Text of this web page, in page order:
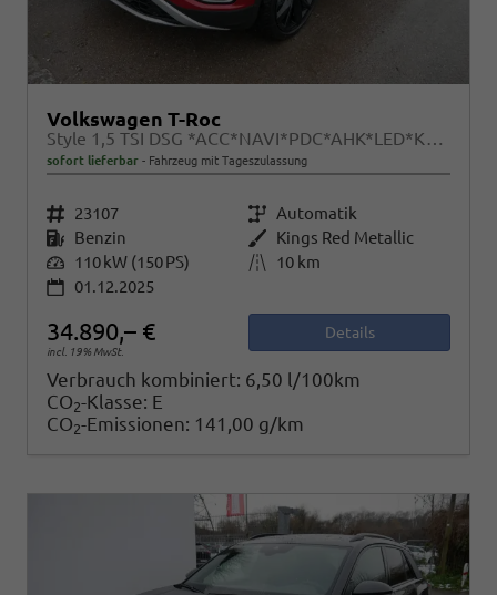
Volkswagen T-Roc
Style 1,5 TSI DSG *ACC*NAVI*PDC*AHK*LED*KAMERA*TEMPOMAT*19-ZOLL
sofort lieferbar Fahrzeug mit Tageszulassung
Fahrzeugnr. 23107 Getriebe Automatik
Kraftstoff Benzin Außenfarbe Kings Red Metallic
Leistung 110 kW (150 PS) Kilometerstand
10 km
01.12.2025
34.890,– €
incl. 19% MwSt.
Details
Verbrauch kombiniert: 6,50 l/100km
CO2-Klasse: E
CO2-Emissionen: 141,00 g/km